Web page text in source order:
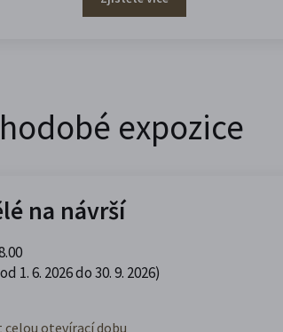
expozice
na návrší
1. 6. 2026 do 30. 9. 2026)
otevírací dobu